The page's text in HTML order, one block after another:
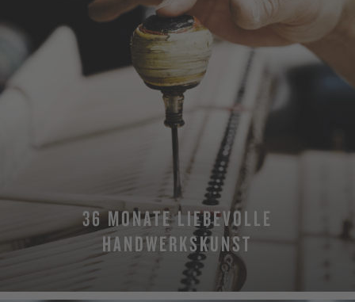
36 MONATE LIEBEVOLLE
HANDWERKSKUNST